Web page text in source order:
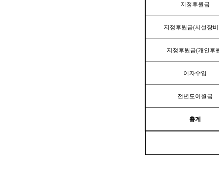
지정후원금
지정후원금(시설장
지정후원금(개인후
이자수입
전년도이월금
총계